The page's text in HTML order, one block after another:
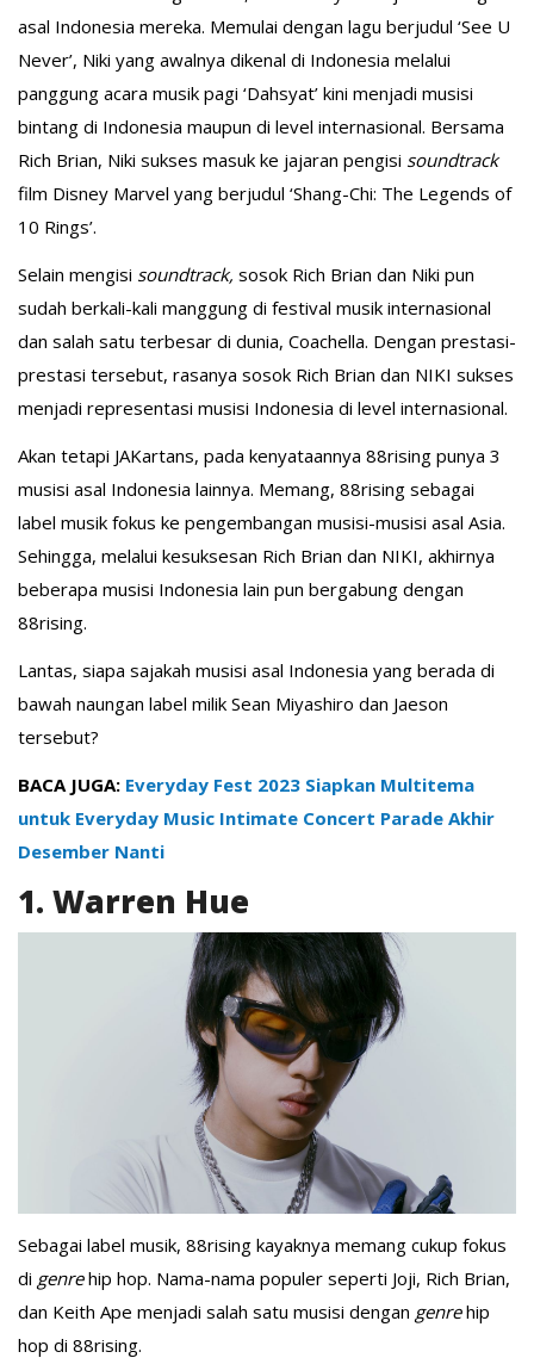
asal Indonesia mereka. Memulai dengan lagu berjudul ‘See U
Never’, Niki yang awalnya dikenal di Indonesia melalui
panggung acara musik pagi ‘Dahsyat’ kini menjadi musisi
bintang di Indonesia maupun di level internasional. Bersama
Rich Brian, Niki sukses masuk ke jajaran pengisi soundtrack
film Disney Marvel yang berjudul ‘Shang-Chi: The Legends of
10 Rings’.
Selain mengisi soundtrack, sosok Rich Brian dan Niki pun
sudah berkali-kali manggung di festival musik internasional
dan salah satu terbesar di dunia, Coachella. Dengan prestasi-
prestasi tersebut, rasanya sosok Rich Brian dan NIKI sukses
menjadi representasi musisi Indonesia di level internasional.
Akan tetapi JAKartans, pada kenyataannya 88rising punya 3
musisi asal Indonesia lainnya. Memang, 88rising sebagai
label musik fokus ke pengembangan musisi-musisi asal Asia.
Sehingga, melalui kesuksesan Rich Brian dan NIKI, akhirnya
beberapa musisi Indonesia lain pun bergabung dengan
88rising.
Lantas, siapa sajakah musisi asal Indonesia yang berada di
bawah naungan label milik Sean Miyashiro dan Jaeson
tersebut?
BACA JUGA: Everyday Fest 2023 Siapkan Multitema
untuk Everyday Music Intimate Concert Parade Akhir
Desember Nanti
1. Warren Hue
Sebagai label musik, 88rising kayaknya memang cukup fokus
di genrehip hop. Nama-nama populer seperti Joji, Rich Brian,
dan Keith Ape menjadi salah satu musisi dengan genrehip
hop di 88rising.